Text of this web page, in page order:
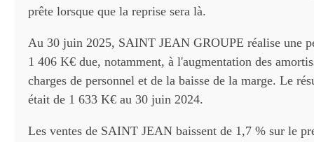
prête lorsque que la reprise sera là.
Au 30 juin 2025, SAINT JEAN GROUPE réalise une
1 406 K€ due, notamment, à l'augmentation des
charges de personnel et de la baisse de la marge. Le
était de 1 633 K€ au 30 juin 2024.
Les ventes de SAINT JEAN baissent de 1,7 % sur le